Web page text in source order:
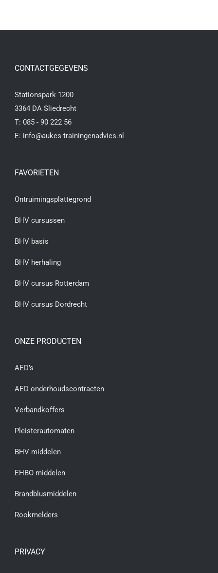
CONTACTGEGEVENS
Stationspark 1200
3364 DA Sliedrecht
T: 085 - 90 222 56
E: info@aukes-trainingenadvies.nl
FAVORIETEN
Ontruimingsplattegrond
BHV cursussen
BHV basis
BHV herhaling
BHV cursus Rotterdam
BHV cursus Dordrecht
ONZE PRODUCTEN
AED’s
AED onderhoudscontracten
Verbandkoffers
Pleisterautomaten
BHV middelen
EHBO middelen
Brandblusmiddelen
Rookmelders
PRIVACY